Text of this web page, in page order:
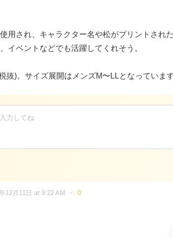
用され、キャラクター名や松がプリントされ
イベントなどでも活躍してくれそう。
抜)。サイズ展開はメンズM〜LLとなっています
12月11日 at 9:22 AM 0